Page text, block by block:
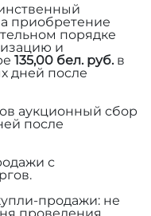
приобретение
порядке
и
135,00 бел. руб.в
дней после
аукционный сбор
после
с
продажи: не
проведения